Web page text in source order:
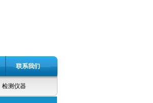
联系我们
检测仪器